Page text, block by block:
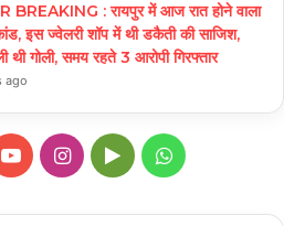
BREAKING : रायपुर में आज रात होने वाला
इस ज्वेलरी शॉप में थी डकैती की साजिश,
थी गोली, समय रहते 3 आरोपी गिरफ्तार
ago
YouTubeInstagram
GoogleWhatsApp